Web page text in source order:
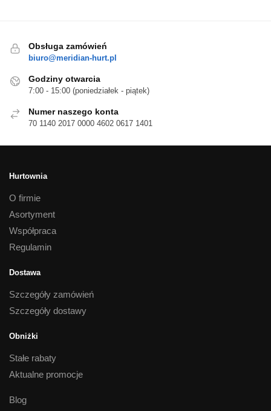
Obsługa zamówień
biuro@meridian-hurt.pl
Godziny otwarcia
7:00 - 15:00 (poniedziałek - piątek)
Numer naszego konta
70 1140 2017 0000 4602 0617 1401
Hurtownia
O firmie
Asortyment
Współpraca
Regulamin
Dostawa
Szczegóły zamówień
Szczegóły dostawy
Obniżki
Stałe rabaty
Aktualne promocje
Blog